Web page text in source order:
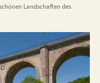
Landschaften des